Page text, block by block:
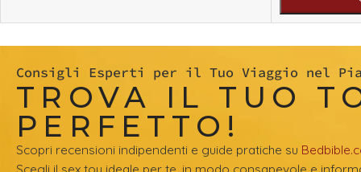
Consigli Esperti per il Tuo Viaggio nel
TROVA IL TUO
PERFETTO!
Scopri recensioni indipendenti e guide pratiche su